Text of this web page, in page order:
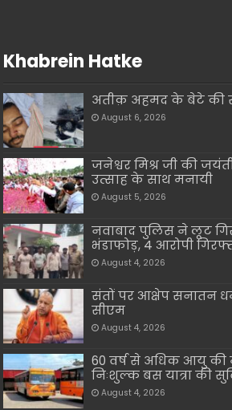
Khabrein Hatke
अतीक़ अहमद के बेटे की
August 6, 2026
जनेश्वर मिश्र जी की
उत्साह के साथ मनायी
August 5, 2026
नवाबाद पुलिस ने लूट
भंडाफोड़, 4 आरोपी
August 4, 2026
संतों पर आक्षेप सनातन
सीएम
August 4, 2026
60 वर्ष से अधिक आयु
निःशुल्क बस यात्रा की
August 4, 2026